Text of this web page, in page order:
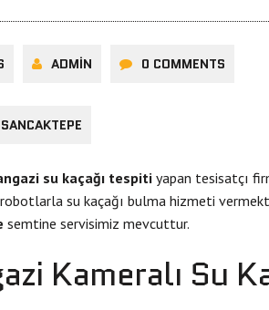
ADMIN 0 COMMENTS
SANCAKTEPE
su kaçağı tespitiyapan tesisatçı
su kaçağı bulma hizmeti
semtine servisimiz mevcuttur.
Kameralı Su